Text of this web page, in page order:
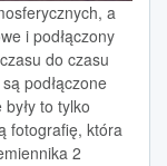
a
i podłączony
do czasu
podłączone
to tylko
fotografię, która
2